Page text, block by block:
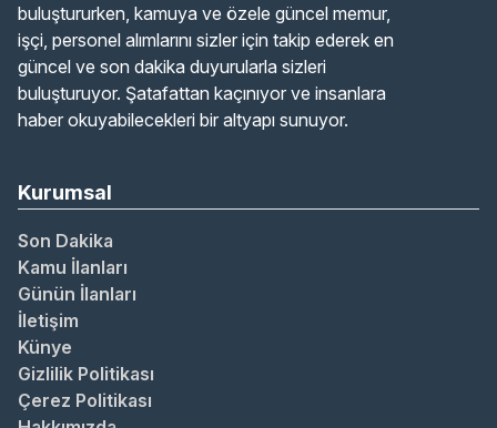
buluştururken, kamuya ve özele güncel memur,
işçi, personel alımlarını sizler için takip ederek en
güncel ve son dakika duyurularla sizleri
buluşturuyor. Şatafattan kaçınıyor ve insanlara
haber okuyabilecekleri bir altyapı sunuyor.
Kurumsal
Son Dakika
Kamu İlanları
Günün İlanları
İletişim
Künye
Gizlilik Politikası
Çerez Politikası